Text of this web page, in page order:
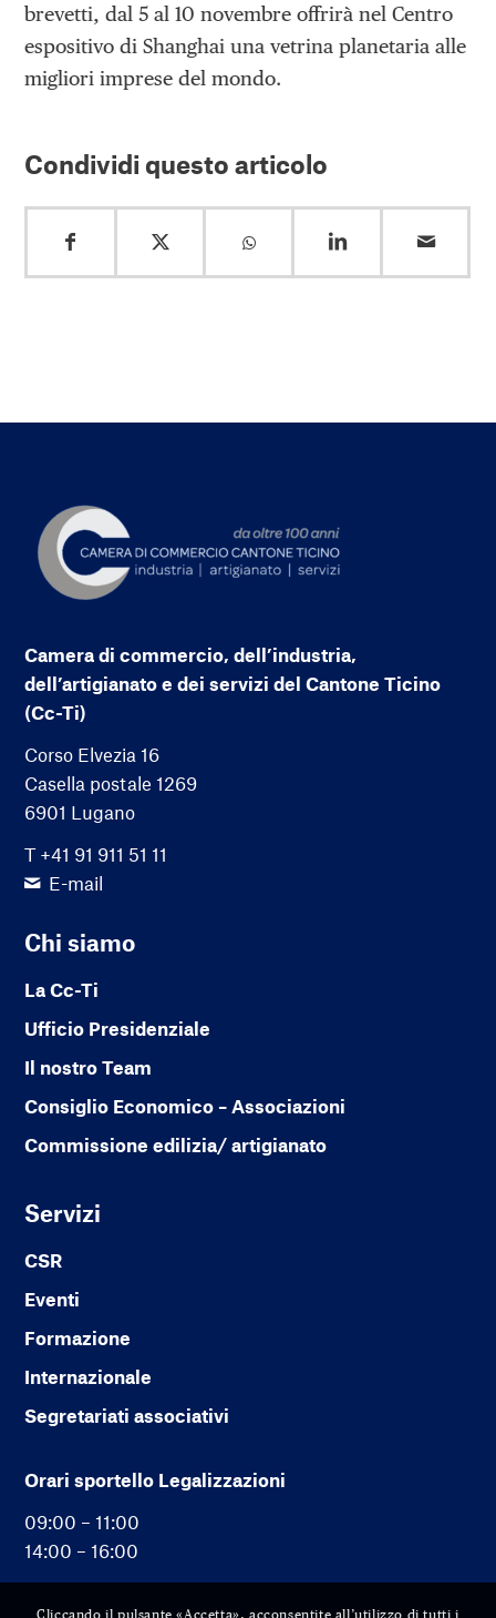
brevetti, dal 5 al 10 novembre offrirà nel Centro
espositivo di Shanghai una vetrina planetaria alle
migliori imprese del mondo.
Condividi questo articolo
Camera di commercio, dell’industria,
dell’artigianato e dei servizi del Cantone Ticino
(Cc-Ti)
Corso Elvezia 16
Casella postale 1269
6901 Lugano
T +41 91 911 51 11
E-mail
Chi siamo
La Cc-Ti
Ufficio Presidenziale
Il nostro Team
Consiglio Economico – Associazioni
Commissione edilizia/ artigianato
Servizi
CSR
Eventi
Formazione
Internazionale
Segretariati associativi
Orari sportello Legalizzazioni
09:00 – 11:00
14:00 – 16:00
Cliccando il pulsante «Accetta», acconsentite all’utilizzo di tutti i